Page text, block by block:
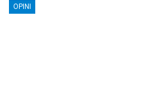
OPINI